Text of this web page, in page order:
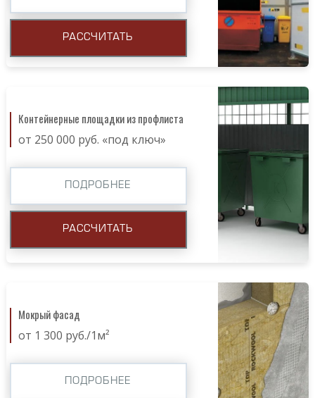
РАССЧИТАТЬ
Контейнерные площадки из профлиста
от 250 000 руб. «под ключ»
ПОДРОБНЕЕ
РАССЧИТАТЬ
Мокрый фасад
от 1 300 руб./1м²
ПОДРОБНЕЕ